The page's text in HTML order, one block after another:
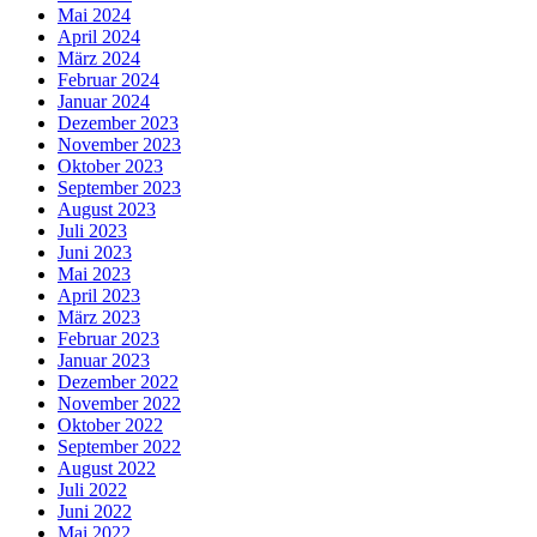
Mai 2024
April 2024
März 2024
Februar 2024
Januar 2024
Dezember 2023
November 2023
Oktober 2023
September 2023
August 2023
Juli 2023
Juni 2023
Mai 2023
April 2023
März 2023
Februar 2023
Januar 2023
Dezember 2022
November 2022
Oktober 2022
September 2022
August 2022
Juli 2022
Juni 2022
Mai 2022